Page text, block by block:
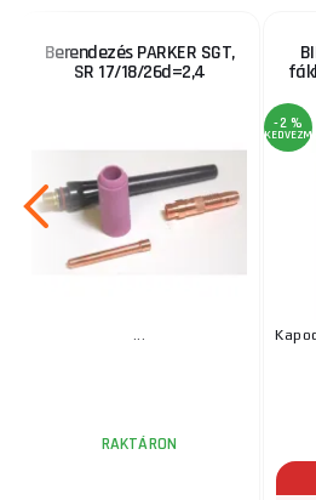
Berendezés PARKER SGT,
SR 17/18/26d=2,4
...
RAKTÁRON
-2 %